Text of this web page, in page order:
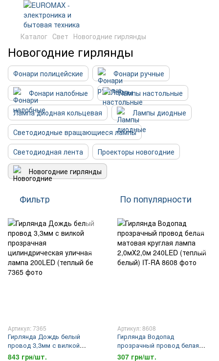
Каталог Свет Новогодние гирлянды
Новогодние гирлянды
Фонари полицейские
Фонари ручные
Фонари налобные
Лампы настольные
Лампа диодная кольцевая
Лампы диодные
Светодиодные вращающиеся лампы
Светодиодная лента
Проекторы новогодние
Новогодние гирлянды
Фильтр По популярности
Артикул: 7365
Гирлянда Дождь белый
провод 3,3мм с вилкой
прозрачная цилиндрическая
843 грн/шт.
Артикул: 8608
Гирлянда Водопад
прозрачный провод белая
матовая круглая лампа
307 грн/шт.